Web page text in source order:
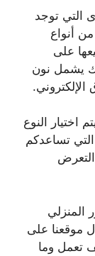
التي توجد
أنواع
على
يشمل نون
اختيار النوع
تساعدكم
المنزلي
موقعنا على
تعمل وما